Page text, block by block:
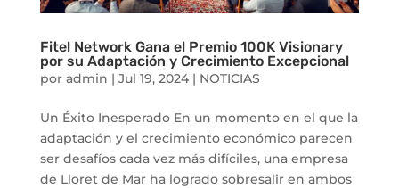
Fitel Network Gana el Premio 100K Visionary
por su Adaptación y Crecimiento Excepcional
por admin | Jul 19, 2024| NOTICIAS
Un Éxito Inesperado En un momento en el que la
adaptación y el crecimiento económico parecen
ser desafíos cada vez más difíciles, una empresa
de Lloret de Mar ha logrado sobresalir en ambos